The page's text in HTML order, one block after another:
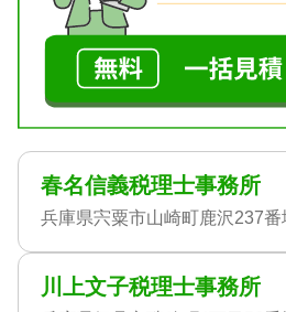
春名信義税理士事務所
兵庫県宍粟市山崎町鹿沢237
川上文子税理士事務所